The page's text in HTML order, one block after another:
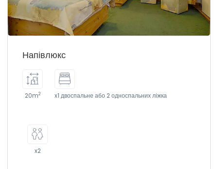
Напівлюкс
20m2 x1 двоспальне або 2 односпальних ліжка
x2